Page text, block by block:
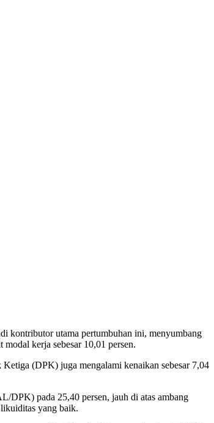
kontributor utama pertumbuhan ini, menyumbang
kerja sebesar 10,01 persen.
(DPK) juga mengalami kenaikan sebesar 7,04
DPK) pada 25,40 persen, jauh di atas ambang
yang baik.